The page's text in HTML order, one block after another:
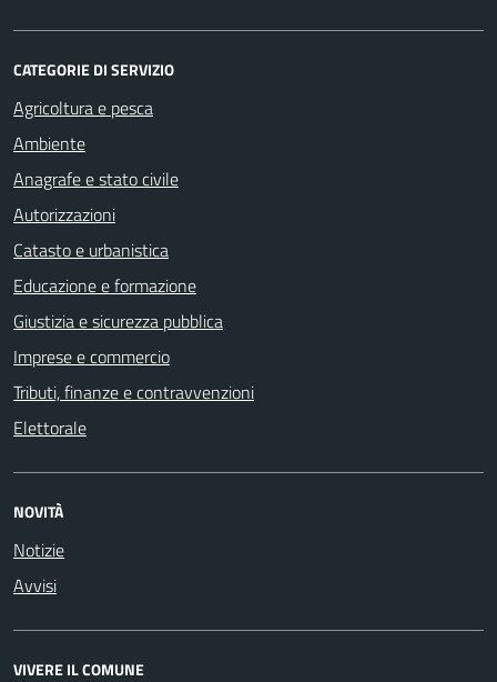
CATEGORIE DI SERVIZIO
Agricoltura e pesca
Ambiente
Anagrafe e stato civile
Autorizzazioni
Catasto e urbanistica
Educazione e formazione
Giustizia e sicurezza pubblica
Imprese e commercio
Tributi, finanze e contravvenzioni
Elettorale
NOVITÀ
Notizie
Avvisi
VIVERE IL COMUNE